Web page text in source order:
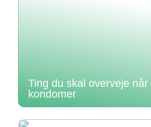
Ting du skal overveje
kondomer